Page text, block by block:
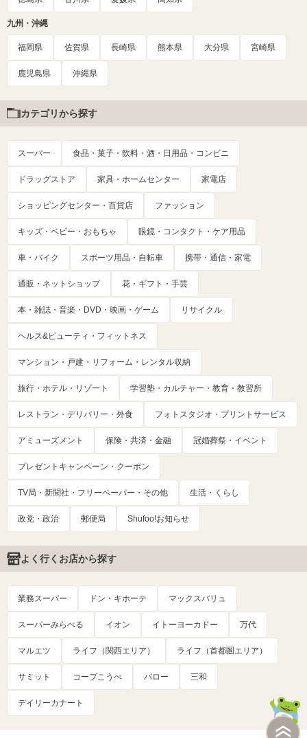
九州・沖縄
福岡県 佐賀県 長崎県 熊本県 大分県 宮崎県
鹿児島県 沖縄県
カテゴリから探す
スーパー 食品・菓子・飲料・酒・日用品・コンビニ
ドラッグストア 家具・ホームセンター 家電店
ショッピングセンター・百貨店 ファッション
キッズ・ベビー・おもちゃ 眼鏡・コンタクト・ケア用品
車・バイク スポーツ用品・自転車 携帯・通信・家電
通販・ネットショップ 花・ギフト・手芸
本・雑誌・音楽・DVD・映画・ゲーム リサイクル
ヘルス&ビューティ・フィットネス
マンション・戸建・リフォーム・レンタル収納
旅行・ホテル・リゾート 学習塾・カルチャー・教育・教習所
レストラン・デリバリー・外食 フォトスタジオ・プリントサービス
アミューズメント 保険・共済・金融 冠婚葬祭・イベント
プレゼントキャンペーン・クーポン
TV局・新聞社・フリーペーパー・その他 生活・くらし
政党・政治 郵便局 Shufoo!お知らせ
よく行くお店から探す
業務スーパー ドン・キホーテ マックスバリュ
スーパーみらべる イオン イトーヨーカドー 万代
マルエツ ライフ（関西エリア） ライフ（首都圏エリア）
サミット コープこうべ バロー 三和
デイリーカナート